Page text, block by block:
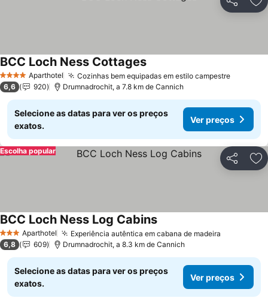
Partilhar
4 EstrelasAparthotel Cozinhas bem equipadas em estilo campestre
BCC Loch Ness Cottages
6,6 920 Drumnadrochit, a 7.8 km de Cannich
Selecione as datas para ver os preços
exatos.
Ver preços
Partilhar
Escolha popular
3 EstrelasAparthotel Experiência autêntica em cabana de madeira
BCC Loch Ness Log Cabins
6,8 609 Drumnadrochit, a 8.3 km de Cannich
Selecione as datas para ver os preços
exatos.
Ver preços